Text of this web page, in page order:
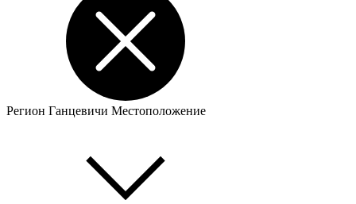
Регион Ганцевичи Местоположение